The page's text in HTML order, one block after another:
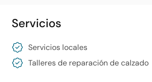
Servicios
Servicios locales
Talleres de reparación de calzado